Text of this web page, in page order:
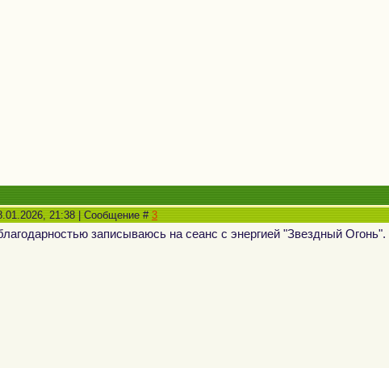
21:38 | Сообщение # 3
записываюсь на сеанс с энергией "Звездный Огонь".